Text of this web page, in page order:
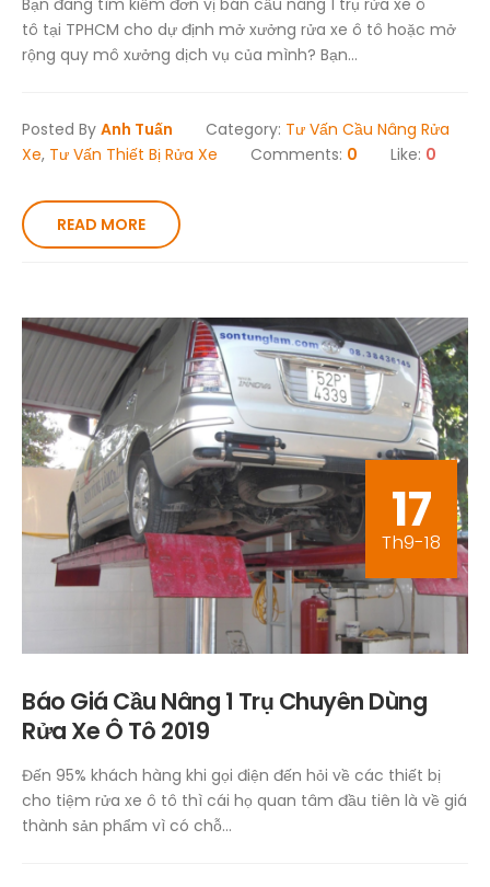
tô tại TPHCM cho dự định mở xưởng rửa xe ô tô hoặc mở
rộng quy mô xưởng dịch vụ của mình? Bạn...
Posted By Anh Tuấn Category: Tư Vấn Cầu Nâng Rửa
Xe, Tư Vấn Thiết Bị Rửa Xe Comments: 0 Like: 0
READ MORE
17
Th9-18
Báo Giá Cầu Nâng 1 Trụ Chuyên Dùng
Rửa Xe Ô Tô 2019
Đến 95% khách hàng khi gọi điện đến hỏi về các thiết bị
cho tiệm rửa xe ô tô thì cái họ quan tâm đầu tiên là về giá
thành sản phẩm vì có chỗ...